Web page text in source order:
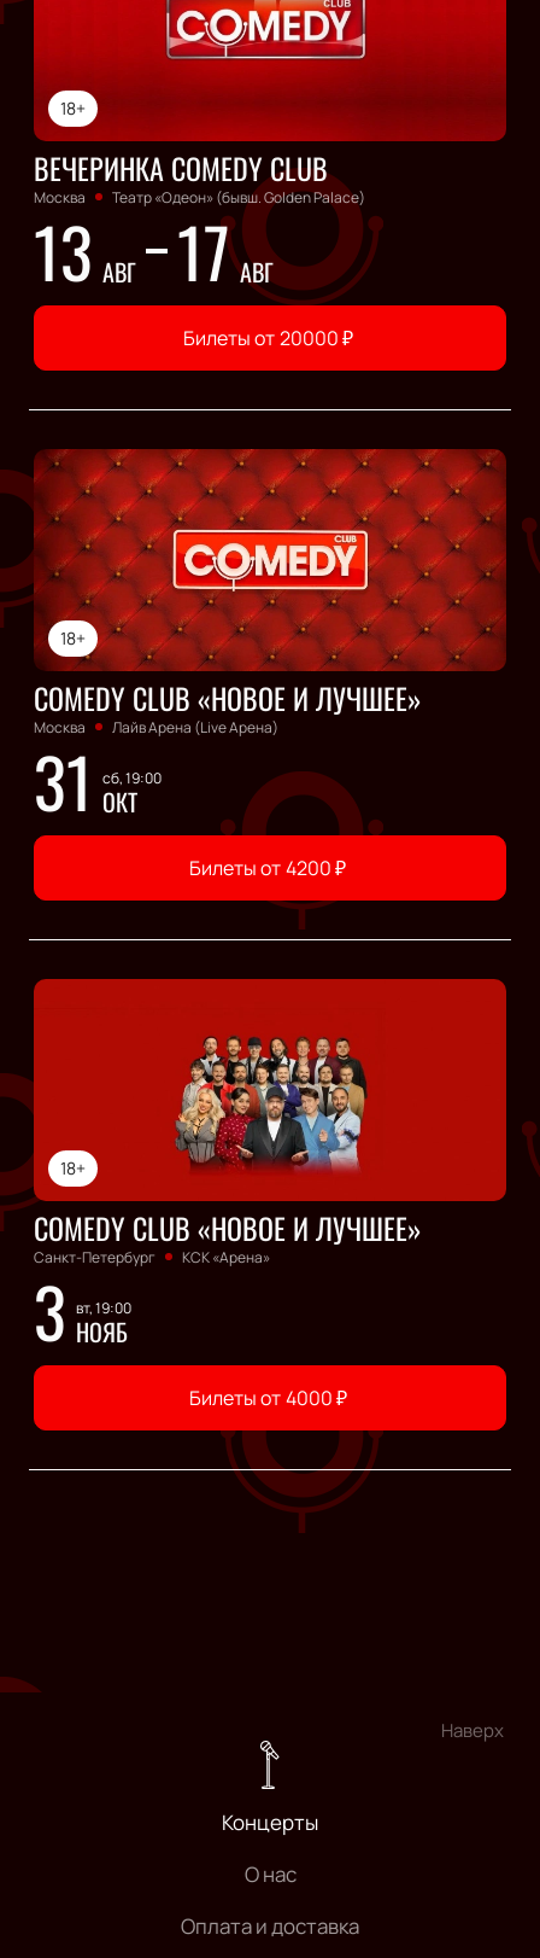
18+
ВЕЧЕРИНКА COMEDY CLUB
Москва Театр «Одеон» (бывш. Golden Palace)
13 АВГ 17 АВГ
Билеты от 20000₽
18+
COMEDY CLUB «НОВОЕ И ЛУЧШЕЕ»
Москва Лайв Арена (Live Арена)
31 сб, 19:00
ОКТ
Билеты от4200₽
18+
COMEDY CLUB «НОВОЕ И ЛУЧШЕЕ»
Санкт-Петербург КСК «Арена»
3 вт, 19:00
НОЯБ
Билеты от 4000₽
Наверх
Концерты
О нас
Оплата и доставка